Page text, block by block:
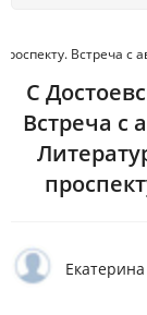
Встреча
С
Встреча с